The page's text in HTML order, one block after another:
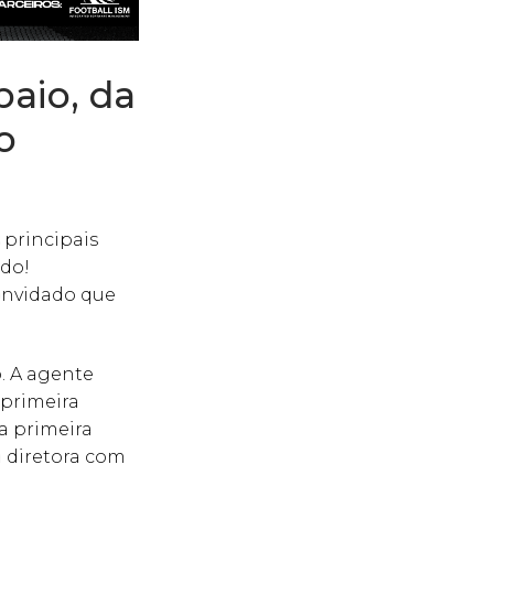
da
principais
que
A agente
primeira
diretora com